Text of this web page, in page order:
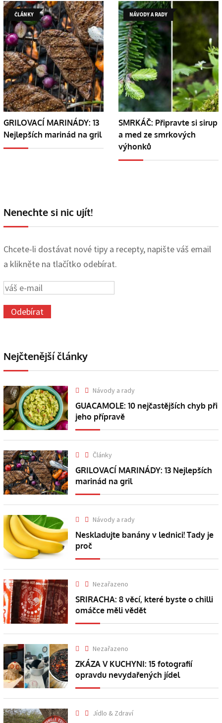
ČLÁNKY
GRILOVACÍ MARINÁDY: 13
Nejlepších marinád na gril
NÁVODY A RADY
SMRKÁČ: Připravte si sirup
a med ze smrkových
výhonků
Nenechte si nic ujít!
Chcete-li dostávat nové tipy a recepty, napište váš email
a klikněte na tlačítko odebírat.
Nejčtenější články
Návody a rady
GUACAMOLE: 10 nejčastějších chyb při
jeho přípravě
Články
GRILOVACÍ MARINÁDY: 13 Nejlepších
marinád na gril
Návody a rady
Neskladujte banány v lednici! Tady je
proč
Nezařazeno
SRIRACHA: 8 věcí, které byste o chilli
omáčce měli vědět
Nezařazeno
ZKÁZA V KUCHYNI: 15 fotografií
opravdu nevydařených jídel
Jídlo & Zdraví